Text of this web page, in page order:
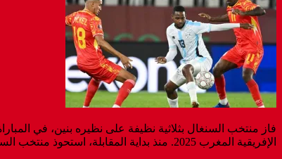
فاز منتخب السنغال بثلاثية نظيفة على نظيره بنين، في
الإفريقية المغرب 2025. منذ بداية المقابلة، استحوذ منتخب السنغال على الكرة، وحاول الرمي بكل ثقله على دفاع المنتخب البنيني، في المقابل لجأ منتخب « السناجب » إلى نهج التحفظ، مع الاعتماد ...